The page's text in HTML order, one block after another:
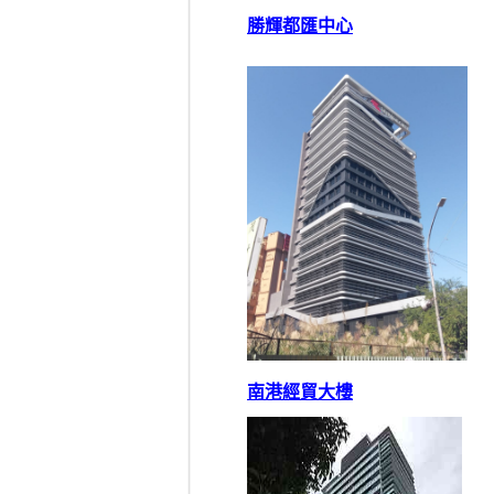
勝輝都匯中心
南港經貿大樓